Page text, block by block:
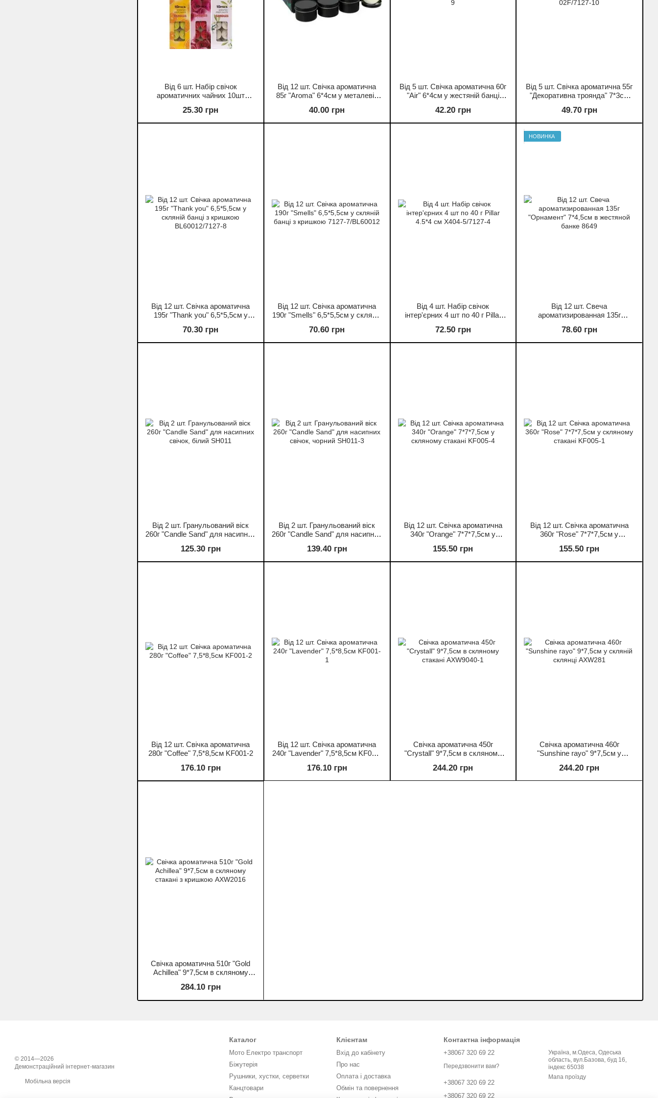
Від 6 шт. Набір свічок
ароматичних чайних 10шт
25.30 грн
Від 12 шт. Свічка ароматична
85г "Aroma" 6*4см у металевій
40.00 грн
Від 5 шт. Свічка ароматична 60г
"Air" 6*4см у жестяній банці
42.20 грн
Від 5 шт. Свічка ароматична 55г
"Декоративна троянда" 7*3см
49.70 грн
Від 12 шт. Свічка ароматична
195г "Thank you" 6,5*5,5см у
BL60012/7127-8
70.30 грн
Від 12 шт. Свічка ароматична
190г "Smells" 6,5*5,5см у скляній
70.60 грн
Від 4 шт. Набір свічок
інтер'єрних 4 шт по 40 г Pillar
72.50 грн
НОВИНКА
Від 12 шт. Свеча
ароматизированная 135г
банке 8649
78.60 грн
Від 2 шт. Гранульований віск
260г "Candle Sand" для насипних
125.30 грн
Від 2 шт. Гранульований віск
260г "Candle Sand" для насипних
139.40 грн
Від 12 шт. Свічка ароматична
340г "Orange" 7*7*7,5см у
155.50 грн
Від 12 шт. Свічка ароматична
360г "Rose" 7*7*7,5см у
155.50 грн
Від 12 шт. Свічка ароматична
280г "Coffee" 7,5*8,5см KF001-2
176.10 грн
Від 12 шт. Свічка ароматична
240г "Lavender" 7,5*8,5см KF001-
176.10 грн
Свічка ароматична 450г
"Crystall" 9*7,5см в скляному
244.20 грн
Свічка ароматична 460г
"Sunshine rayo" 9*7,5см у
244.20 грн
Свічка ароматична 510г "Gold
Achillea" 9*7,5см в скляному
284.10 грн
© 2014—2026
Демонстраційний інтернет-магазин
Мобільна версія
Каталог
Мото Електро транспорт
Біжутерія
Рушники, хустки, серветки
Канцтовари
Клієнтам
Вхід до кабінету
Про нас
Оплата і доставка
Обмін та повернення
Контактна інформація
+38067 320 69 22
Передзвонити вам?
+38067 320 69 22
+38067 320 69 22
Україна, м.Одеса, Одеська
область, вул.Базова, буд 16,
індекс 65038
Мапа проїзду